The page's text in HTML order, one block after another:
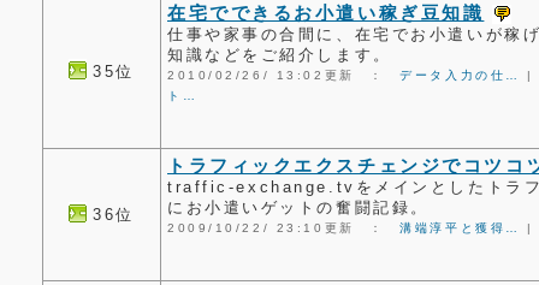
35位
在宅でできるお小遣い稼ぎ豆知識
仕事や家事の合間に、在宅でお小遣いが稼
知識などをご紹介します。
2010/02/26/ 13:02更新 ：データ入力の仕…
ト…
36位
トラフィックエクスチェンジでコツ
traffic-exchange.tvをメインとしたトラフ
にお小遣いゲットの奮闘記録。
2009/10/22/ 23:10更新 ：溝端淳平と獲得…